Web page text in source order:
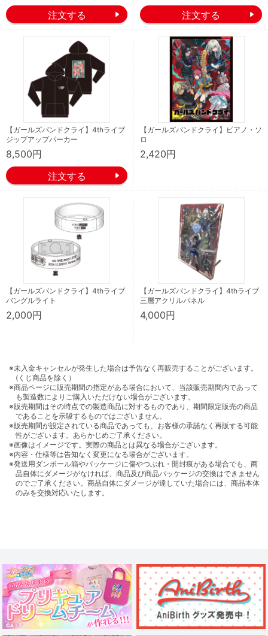
【ガールズバンドクライ】4thライブ
ジップアップパーカー
8,500円
【ガールズバンドクライ】ピアノ・ソ
ロ
2,420円
【ガールズバンドクライ】4thライブ
バングルライト
2,000円
【ガールズバンドクライ】4thライブ
三層アクリルパネル
4,000円
※未入金キャンセルが発生した場合は予告なく再販売することがございます。
(くじ商品を除く）
※商品ページに販売期間の指定がある場合において、当該販売期間内であって
も製造数によりご購入いただけない場合がございます。
※販売期間はその時点での製造商品に対するものであり、期間限定販売の商品
であることを示唆するものではございません。
※販売期間が設定されている商品であっても、お客様の承諾なく再販する可能
性がございます。あらかじめご了承ください。
※画像はイメージです。実際の商品とは異なる場合がございます。
※内容・仕様等は告知なく変更になる場合がございます。
※発送用ダンボール箱やパッケージに傷やつぶれ・開封痕がある場合でも、商
品自体にダメージがなければ、商品及び商品パッケージの交換はできません
のでご了承ください。商品自体にダメージが達していた場合には、商品本体
のみを交換対応いたします。